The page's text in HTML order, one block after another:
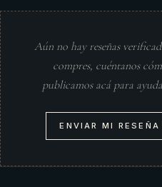
Aún no hay reseñas
compres, cuéntanos
publicamos acá para
ENVIAR MI